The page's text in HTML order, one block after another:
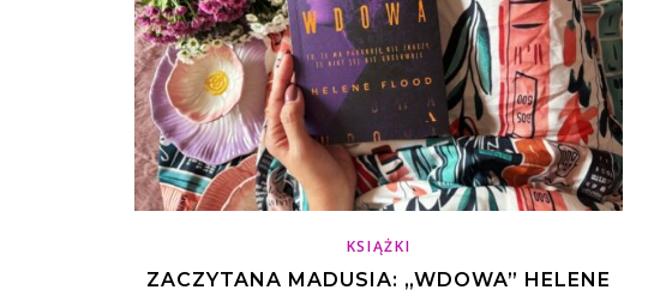
KSIĄŻKI
ZACZYTANA MADUSIA: „WDOWA” HELENE